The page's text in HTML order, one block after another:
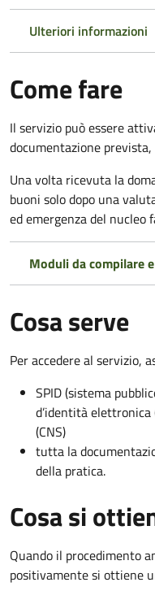
Ulteriori informazioni
Come fare
Il servizio può essere
documentazione
Una volta ricevuta la
buoni solo dopo una
ed emergenza del nucleo
Moduli da compilare
Cosa serve
Per accedere al servizio,
SPID (sistema
d’identità elettronica
(CNS)
tutta la
della pratica.
Cosa si
Quando il procedimento
positivamente si ottiene